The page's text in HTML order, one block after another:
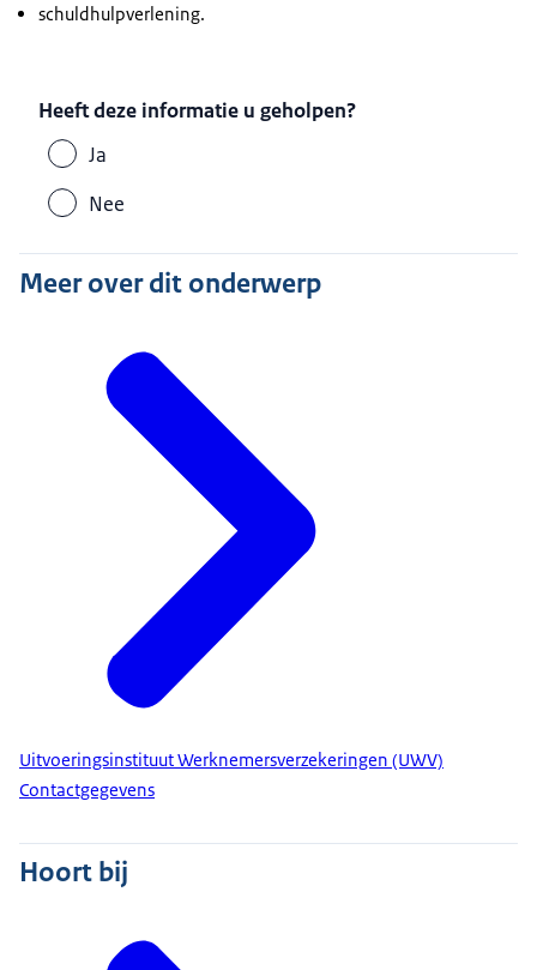
schuldhulpverlening.
Heeft deze informatie u geholpen?
Ja
Nee
Meer over dit onderwerp
Uitvoeringsinstituut Werknemersverzekeringen (UWV)
Contactgegevens
Hoort bij